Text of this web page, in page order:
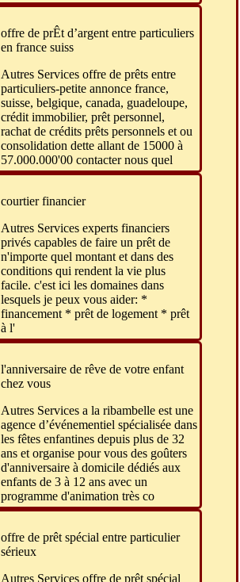
offre de prÊt d’argent entre particuliers
en france suiss
Autres Services offre de prêts entre
particuliers-petite annonce france,
suisse, belgique, canada, guadeloupe,
crédit immobilier, prêt personnel,
rachat de crédits prêts personnels et ou
consolidation dette allant de 15000 à
57.000.000'00 contacter nous quel
courtier financier
Autres Services experts financiers
privés capables de faire un prêt de
n'importe quel montant et dans des
conditions qui rendent la vie plus
facile. c'est ici les domaines dans
lesquels je peux vous aider: *
financement * prêt de logement * prêt
à l'
l'anniversaire de rêve de votre enfant
chez vous
Autres Services a la ribambelle est une
agence d’événementiel spécialisée dans
les fêtes enfantines depuis plus de 32
ans et organise pour vous des goûters
d'anniversaire à domicile dédiés aux
enfants de 3 à 12 ans avec un
programme d'animation très co
offre de prêt spécial entre particulier
sérieux
Autres Services offre de prêt spécial